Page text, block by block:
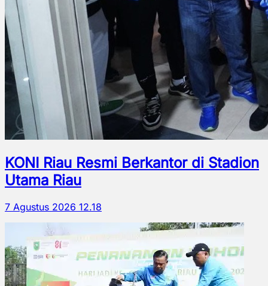
KONI Riau Resmi Berkantor di Stadion
Utama Riau
7 Agustus 2026 12.18